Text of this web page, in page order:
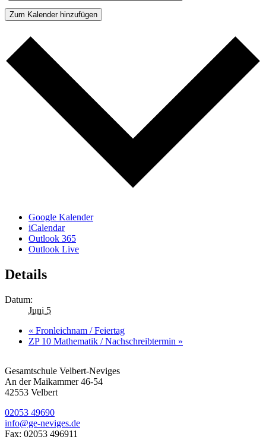
Zum Kalender hinzufügen
Google Kalender
iCalendar
Outlook 365
Outlook Live
Details
Datum:
Juni 5
« Fronleichnam / Feiertag
ZP 10 Mathematik / Nachschreibtermin »
Gesamtschule Velbert-Neviges
An der Maikammer 46-54
42553 Velbert
02053 49690
info@ge-neviges.de
Fax: 02053 496911